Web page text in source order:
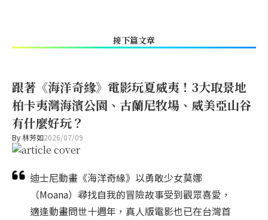
接下篇文章
跟著《海洋奇緣》電影玩夏威夷！3大取景地
柏卡夷灣海濱公園、古蘭尼牧場、威美亞山谷
有什麼好玩？
By林芳如2026/07/09
迪士尼動畫《海洋奇緣》以勇敢少女莫娜
（Moana）尋找自我的冒險故事受到觀眾喜愛，
適逢動畫問世十週年，真人版電影也已在台灣首